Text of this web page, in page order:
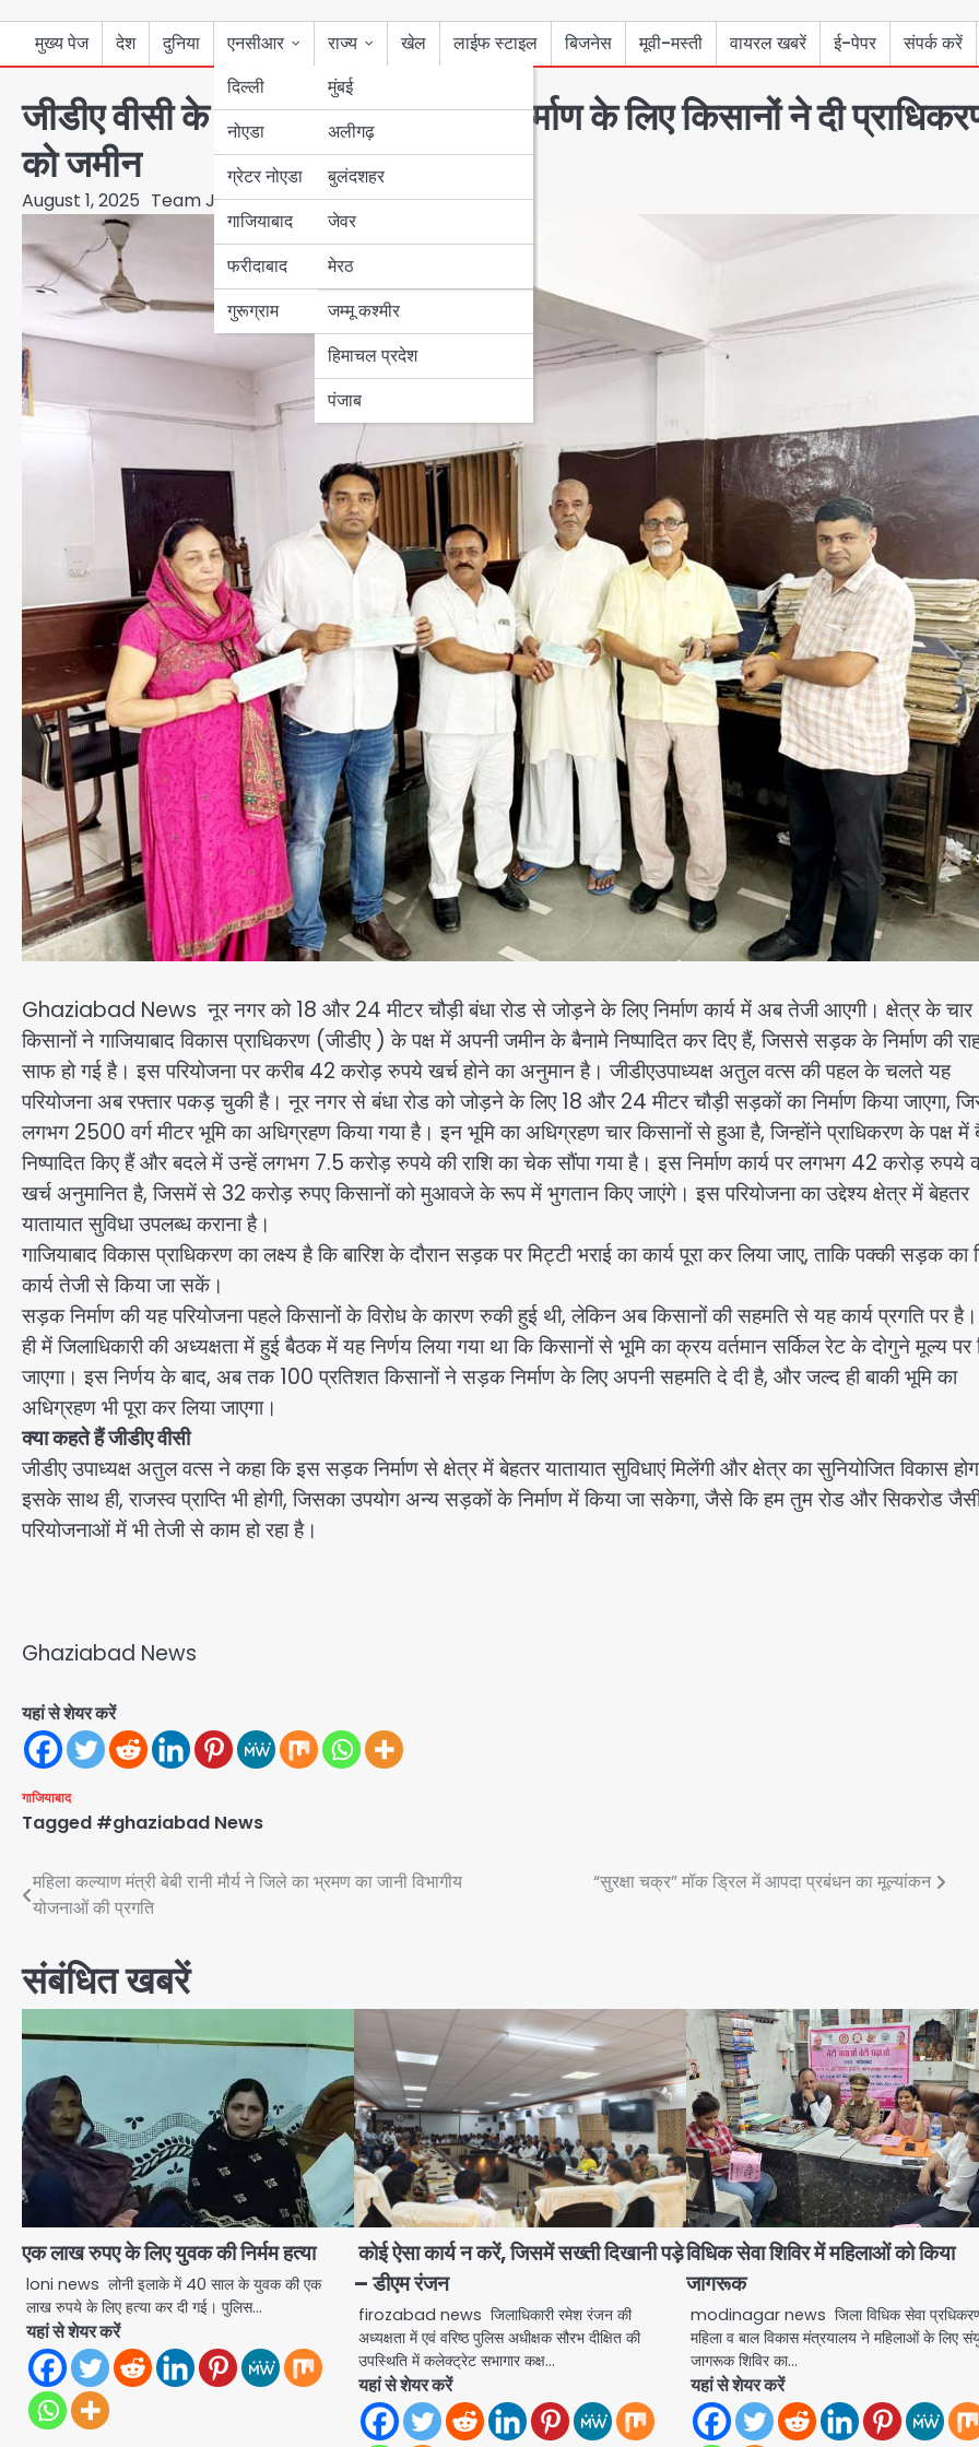
मुख्य पेज देश दुनिया
एनसीआर
दिल्ली
नोएडा
ग्रेटर नोएडा
गाजियाबाद
फरीदाबाद
गुरूग्राम
राज्य
मुंबई
उत्तर प्रदेश
अलीगढ़
बुलंदशहर
जेवर
मेरठ
बिहार
पंजाब
हरियाणा
जम्मू कश्मीर
हिमाचल प्रदेश
पंजाब
खेल लाईफ स्टाइल बिजनेस मूवी-मस्ती वायरल खबरें ई-पेपर संपर्क करें
जीडीए वीसी के प्रयासों से बंधा रोड के निर्माण के लिए किसानों ने दी
को जमीन
August 1, 2025 Team JHJ
Ghaziabad News नूर नगर को 18 और 24 मीटर चौड़ी बंधा रोड से जोड़ने के लिए निर्माण कार्य में अब तेजी आएगी। क्षेत्र के चार
किसानों ने गाजियाबाद विकास प्राधिकरण (जीडीए ) के पक्ष में अपनी जमीन के बैनामे निष्पादित कर दिए हैं, जिससे सड़क के निर्माण की
साफ हो गई है। इस परियोजना पर करीब 42 करोड़ रुपये खर्च होने का अनुमान है। जीडीएउपाध्यक्ष अतुल वत्स की पहल के चलते यह
परियोजना अब रफ्तार पकड़ चुकी है। नूर नगर से बंधा रोड को जोड़ने के लिए 18 और 24 मीटर चौड़ी सड़कों का निर्माण किया जाएगा,
लगभग 2500 वर्ग मीटर भूमि का अधिग्रहण किया गया है। इन भूमि का अधिग्रहण चार किसानों से हुआ है, जिन्होंने प्राधिकरण के पक्ष में
निष्पादित किए हैं और बदले में उन्हें लगभग 7.5 करोड़ रुपये की राशि का चेक सौंपा गया है। इस निर्माण कार्य पर लगभग 42 करोड़ रुपये
खर्च अनुमानित है, जिसमें से 32 करोड़ रुपए किसानों को मुआवजे के रूप में भुगतान किए जाएंगे। इस परियोजना का उद्देश्य क्षेत्र में बेहतर
यातायात सुविधा उपलब्ध कराना है।
गाजियाबाद विकास प्राधिकरण का लक्ष्य है कि बारिश के दौरान सड़क पर मिट्टी भराई का कार्य पूरा कर लिया जाए, ताकि पक्की सड़क का
कार्य तेजी से किया जा सकें।
सड़क निर्माण की यह परियोजना पहले किसानों के विरोध के कारण रुकी हुई थी, लेकिन अब किसानों की सहमति से यह कार्य प्रगति पर
ही में जिलाधिकारी की अध्यक्षता में हुई बैठक में यह निर्णय लिया गया था कि किसानों से भूमि का क्रय वर्तमान सर्किल रेट के दोगुने मूल्य पर
जाएगा। इस निर्णय के बाद, अब तक 100 प्रतिशत किसानों ने सड़क निर्माण के लिए अपनी सहमति दे दी है, और जल्द ही बाकी भूमि का
अधिग्रहण भी पूरा कर लिया जाएगा।
क्या कहते हैं जीडीए वीसी
जीडीए उपाध्यक्ष अतुल वत्स ने कहा कि इस सड़क निर्माण से क्षेत्र में बेहतर यातायात सुविधाएं मिलेंगी और क्षेत्र का सुनियोजित विकास
इसके साथ ही, राजस्व प्राप्ति भी होगी, जिसका उपयोग अन्य सड़कों के निर्माण में किया जा सकेगा, जैसे कि हम तुम रोड और सिकरोड
परियोजनाओं में भी तेजी से काम हो रहा है।
Ghaziabad News
यहां से शेयर करें
गाजियाबाद
Tagged #ghaziabad News
Post
navigation
महिला कल्याण मंत्री बेबी रानी मौर्य ने जिले का भ्रमण का जानी विभागीय
योजनाओं की प्रगति
“सुरक्षा चक्र” मॉक ड्रिल में आपदा प्रबंधन का मूल्यांकन
संबंधित खबरें
एक लाख रुपए के लिए युवक की निर्मम हत्या
loni news लोनी इलाके में 40 साल के युवक की एक
लाख रुपये के लिए हत्या कर दी गई। पुलिस…
यहां से शेयर करें
कोई ऐसा कार्य न करें, जिसमें सख्ती दिखानी पड़े
– डीएम रंजन
firozabad news जिलाधिकारी रमेश रंजन की
अध्यक्षता में एवं वरिष्ठ पुलिस अधीक्षक सौरभ दीक्षित की
उपस्थिति में कलेक्ट्रेट सभागार कक्ष…
यहां से शेयर करें
विधिक सेवा शिविर में महिलाओं को किया
जागरूक
modinagar news जिला विधिक सेवा
महिला व बाल विकास मंत्रयालय ने महिलाओं के लिए
जागरूक शिविर का…
यहां से शेयर करें